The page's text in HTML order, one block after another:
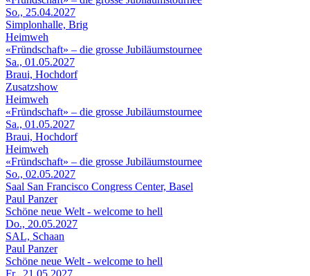
So., 25.04.2027
Simplonhalle, Brig
Heimweh
«Fründschaft» – die grosse Jubiläumstournee
Sa., 01.05.2027
Braui, Hochdorf
Zusatzshow
Heimweh
«Fründschaft» – die grosse Jubiläumstournee
Sa., 01.05.2027
Braui, Hochdorf
Heimweh
«Fründschaft» – die grosse Jubiläumstournee
So., 02.05.2027
Saal San Francisco Congress Center, Basel
Paul Panzer
Schöne neue Welt - welcome to hell
Do., 20.05.2027
SAL, Schaan
Paul Panzer
Schöne neue Welt - welcome to hell
Fr., 21.05.2027